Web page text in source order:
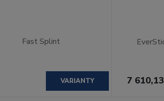
Fast Splint
VARIANTY 7